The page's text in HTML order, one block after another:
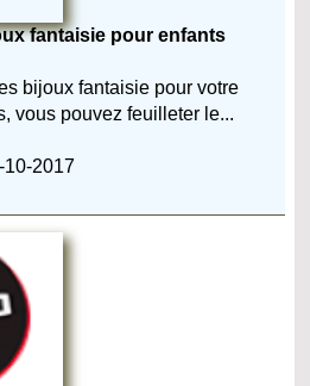
fantaisie pour enfants
bijoux fantaisie pour votre
vous pouvez feuilleter le...
10-2017